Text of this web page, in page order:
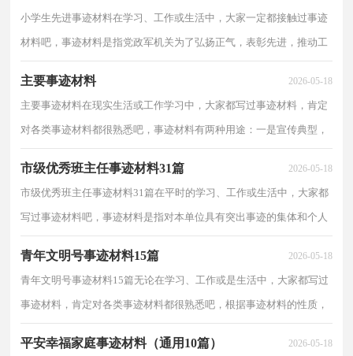
小学生先进事迹材料在学习、工作或生活中，大家一定都接触过事迹
材料吧，事迹材料是指党政军机关为了弘扬正气，表彰先进，推动工
主要事迹材料 2026-05-18
主要事迹材料在现实生活或工作学习中，大家都写过事迹材料，肯定
对各类事迹材料都很熟悉吧，事迹材料有两种用途：一是宣传典型，
市级优秀班主任事迹材料31篇 2026-05-18
市级优秀班主任事迹材料31篇在平时的学习、工作或生活中，大家都
写过事迹材料吧，事迹材料是指对本单位具有突出事迹的集体和个人
青年文明号事迹材料15篇 2026-05-18
青年文明号事迹材料15篇无论在学习、工作或是生活中，大家都写过
事迹材料，肯定对各类事迹材料都很熟悉吧，根据事迹材料的性质，
平安幸福家庭事迹材料（通用10篇） 2026-05-18